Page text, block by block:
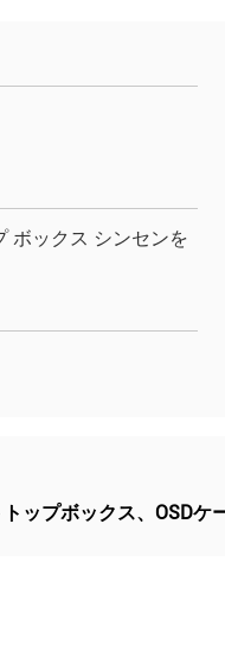
ボックス シンセンを
ップボックス、OSD